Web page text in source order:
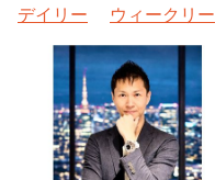
デイリー
ウィークリー